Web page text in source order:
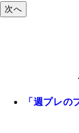
次へ
「週プレの